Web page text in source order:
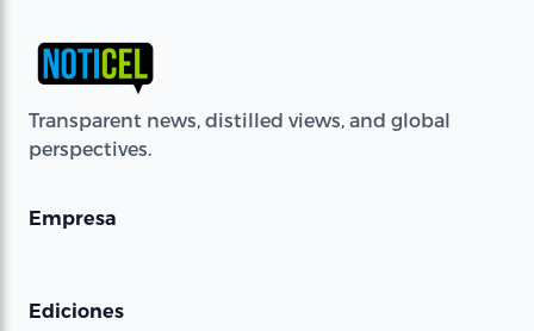
Transparent news, distilled views, and global
perspectives.
Empresa
Ediciones